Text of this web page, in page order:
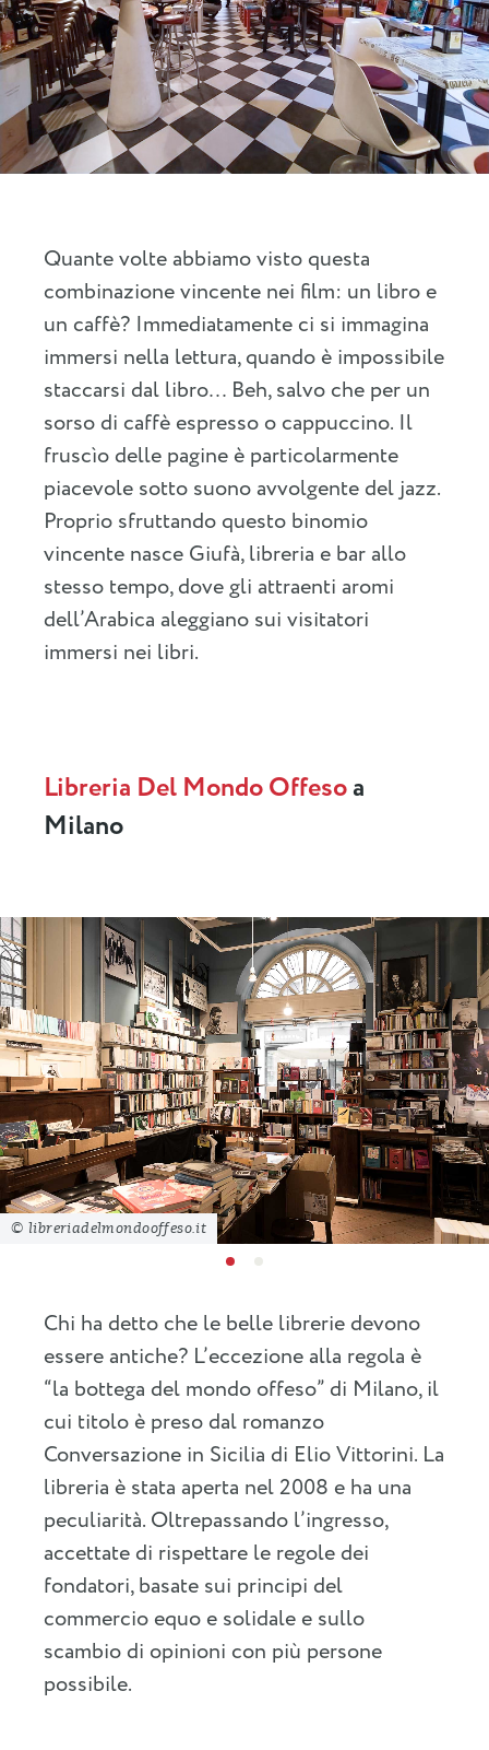
Quante volte abbiamo visto questa
combinazione vincente nei film: un libro e
un caffè? Immediatamente ci si immagina
immersi nella lettura, quando è impossibile
staccarsi dal libro… Beh, salvo che per un
sorso di caffè espresso o cappuccino. Il
fruscìo delle pagine è particolarmente
piacevole sotto suono avvolgente del jazz.
Proprio sfruttando questo binomio
vincente nasce Giufà, libreria e bar allo
stesso tempo, dove gli attraenti aromi
dell’Arabica aleggiano sui visitatori
immersi nei libri.
Libreria Del Mondo Offesoa
Milano
© libreriadelmondooffeso.it
Chi ha detto che le belle librerie devono
essere antiche? L’eccezione alla regola è
“la bottega del mondo offeso” di Milano, il
cui titolo è preso dal romanzo
Conversazione in Sicilia di Elio Vittorini. La
libreria è stata aperta nel 2008 e ha una
peculiarità. Oltrepassando l’ingresso,
accettate di rispettare le regole dei
fondatori, basate sui principi del
commercio equo e solidale e sullo
scambio di opinioni con più persone
possibile.